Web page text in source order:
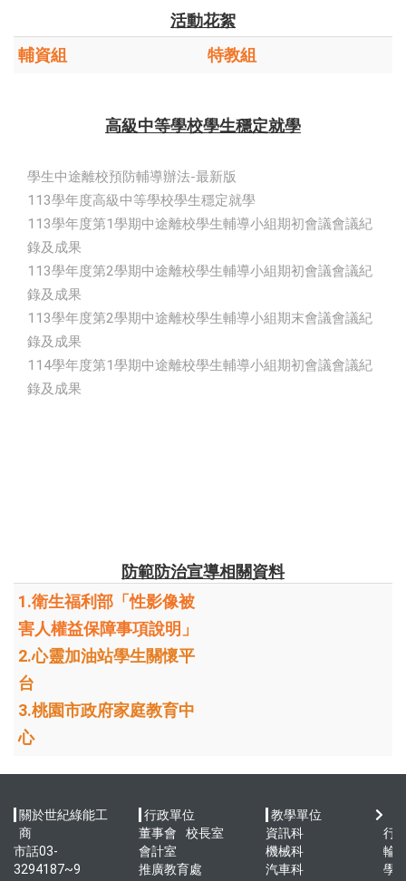
活動花絮
輔資組
特教組
高級中等學校學生穩定就學
學生中途離校預防輔導辦法-最新版
113學年度高級中等學校學生穩定就學
113學年度第1學期中途離校學生輔導小組期初會議會議紀
錄及成果
113學年度第2學期中途離校學生輔導小組期初會議會議紀
錄及成果
113學年度第2學期中途離校學生輔導小組期末會議會議紀
錄及成果
114學年度第1學期中途離校學生輔導小組期初會議會議紀
錄及成果
防範防治宣導相關資料
1.衛生福利部「性影像被
害人權益保障事項說明」
2.心靈加油站學生關懷平
台
3.桃園市政府家庭教育中
心
關於世紀綠能工
商
市話03-
3294187~9
行政單位
董事會
校長室
會計室
推廣教育處
教學單位
資訊科
機械科
汽車科
行
輪
學